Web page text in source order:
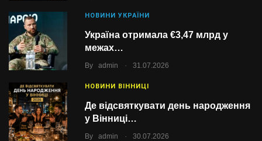
НОВИНИ УКРАЇНИ
Україна отримала €3,47 млрд у
межах…
By admin . 31.07.2026
НОВИНИ ВІННИЦІ
Де відсвяткувати день народження
у Вінниці…
By admin . 30.07.2026